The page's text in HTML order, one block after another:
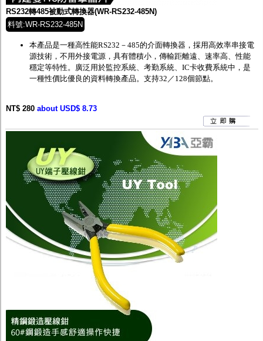
RS232轉485被動式轉換器(WR-RS232-485N)
料號:WR-RS232-485N
本產品是一種高性能RS232 － 485的介面轉換器，採用高效率串接電
源技術，不用外接電源，具有體積小，傳輸距離遠、速率高、性能
穩定等特性。廣泛用於監控系統、考勤系統、 IC卡收費系統中，是
一種性價比優良的資料轉換產品。支持32 ／ 128個節點。
NT$ 280 about USD$ 8.73